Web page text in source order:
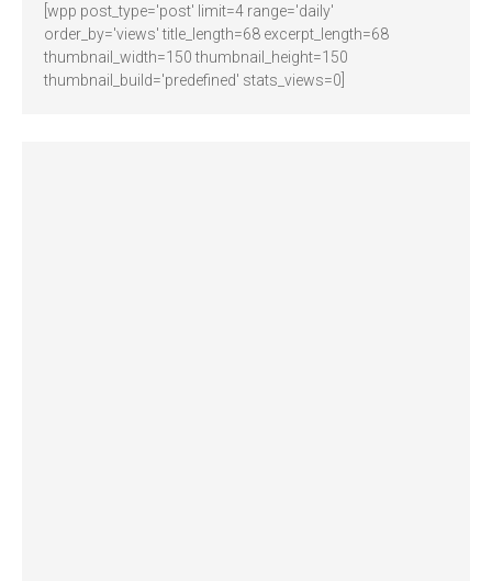
[wpp post_type='post' limit=4 range='daily'
order_by='views' title_length=68 excerpt_length=68
thumbnail_width=150 thumbnail_height=150
thumbnail_build='predefined' stats_views=0]